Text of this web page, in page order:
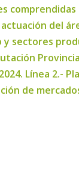
del
y sectores
Línea 2.-
de